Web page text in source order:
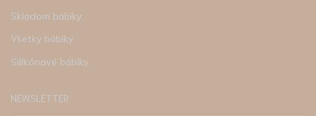
Skladom bábiky
Všetky bábiky
Silikónové bábiky
NEWSLETTER